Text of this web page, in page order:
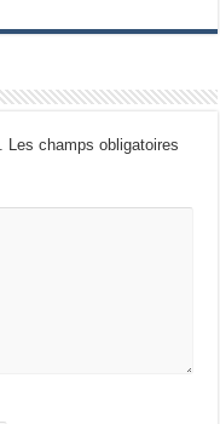
Les champs obligatoires